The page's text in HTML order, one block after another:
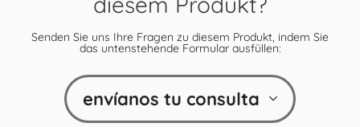
Senden Sie uns Ihre Fragen zu diesem Produkt, indem Sie
das untenstehende Formular ausfüllen:
envíanos tu consulta